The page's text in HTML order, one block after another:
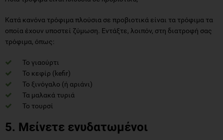
Κατά κανόνα τρόφιμα πλούσια σε προβιοτικά είναι τα τρόφιμα τα
οποία έχουν υποστεί ζύμωση. Εντάξτε, λοιπόν, στη διατροφή σας
τρόφιμα, όπως:
Το γιαούρτι
Το κεφίρ (kefir)
Το ξινόγαλο (ή αριάνι)
Τα μαλακά τυριά
Το τουρσί
5. Μείνετε ενυδατωμένοι